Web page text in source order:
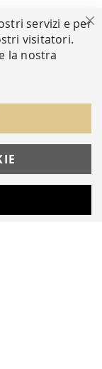
servizi e per
visitatori.
la nostra